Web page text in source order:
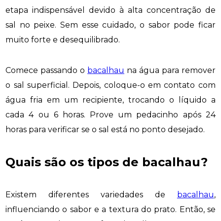
etapa indispensável devido à alta concentração de
sal no peixe. Sem esse cuidado, o sabor pode ficar
muito forte e desequilibrado.
Comece passando o bacalhau na água para remover
o sal superficial. Depois, coloque-o em contato com
água fria em um recipiente, trocando o líquido a
cada 4 ou 6 horas. Prove um pedacinho após 24
horas para verificar se o sal está no ponto desejado.
Quais são os tipos de bacalhau?
Existem diferentes variedades de bacalhau,
influenciando o sabor e a textura do prato. Então, se